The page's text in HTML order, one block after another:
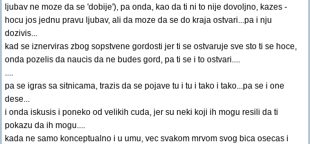
ljubav ne moze da se 'dobije'), pa onda, kao da ti ni to nije dovoljno, kazes -
hocu jos jednu pravu ljubav, ali da moze da se do kraja ostvari...pa i nju
dozivis...
kad se iznerviras zbog sopstvene gordosti jer ti se ostvaruje sve sto ti se hoce,
onda pozelis da naucis da ne budes gord, pa ti se i to ostvari....
....
pa se igras sa sitnicama, trazis da se pojave tu i tu i tako i tako...pa se i one
dese...
i onda iskusis i poneko od velikih cuda, jer su neki koji ih mogu resili da ti
pokazu da ih mogu....
kada ne samo konceptualno i u umu, vec svakom mrvom svog bica osecas i